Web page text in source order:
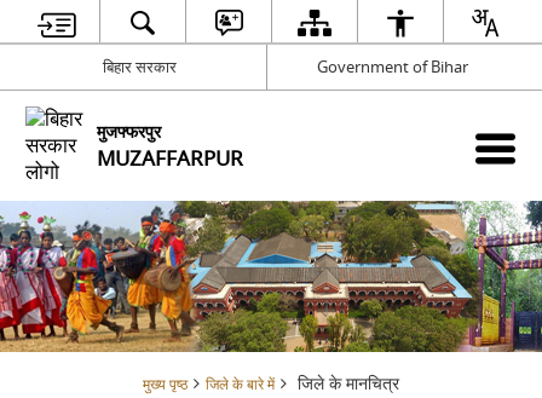
बिहार सरकार Government of Bihar
मुजफ्फरपुर
MUZAFFARPUR
मुख्य पृष्ठ जिले के बारे में जिले के मानचित्र